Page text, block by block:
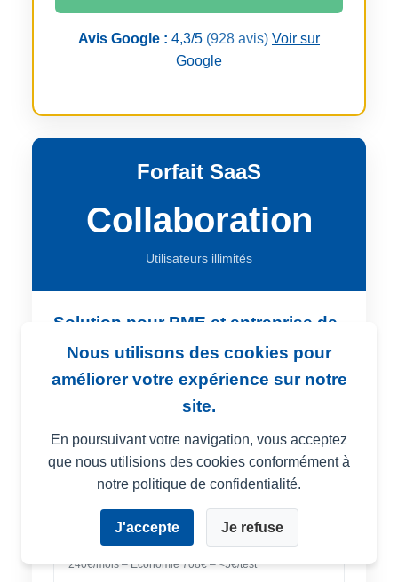
Nous utilisons des cookies pour
améliorer votre expérience sur notre
site.
En poursuivant votre navigation, vous acceptez
que nous utilisions des cookies conformément à
notre politique de confidentialité.
J'accepte Je refuse
Avis Google : 4,3/5 (928 avis) Voir sur
Google
Forfait SaaS
Collaboration
Utilisateurs illimités
Solution pour PME et entreprise de
taille intermédiaire
TEAM
299€/mois
~600 tests/an – <6€/test
Team Annual
2 880€/an
240€/mois – Économie 708€ – <5€/test